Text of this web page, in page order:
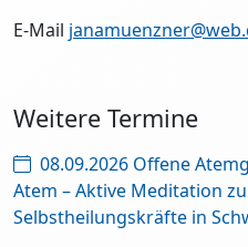
E-Mail
Weitere Termine
08.09.2026 Offene
Atem – Aktive Meditation
Selbstheilungskräfte in